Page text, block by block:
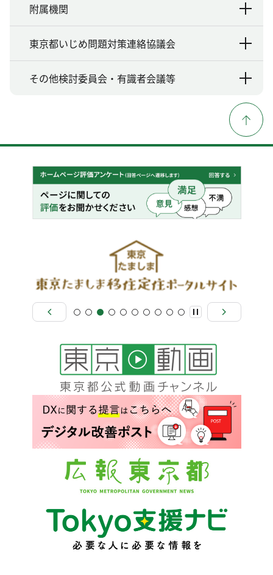
附属機関
東京都いじめ問題対策連絡協議会
その他検討委員会・有識者会議等